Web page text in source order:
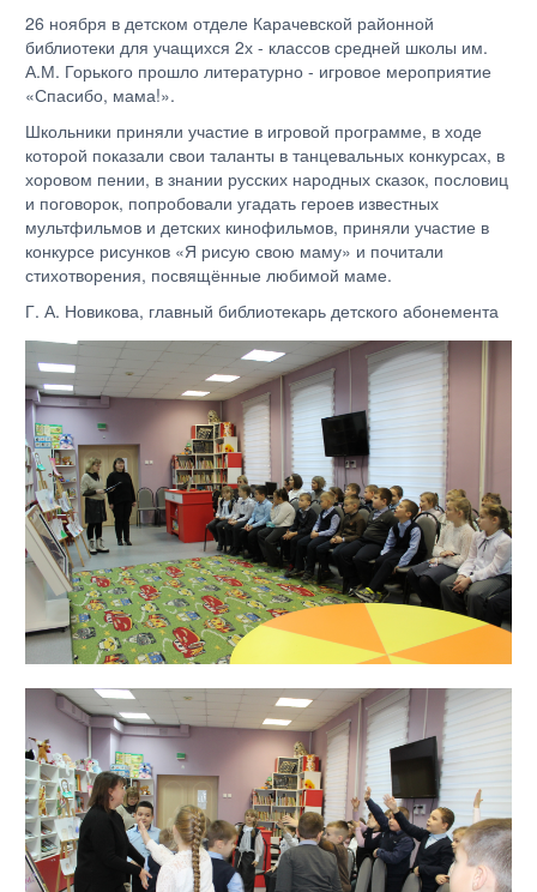
26 ноября в детском отделе Карачевской районной
библиотеки для учащихся 2х - классов средней школы им.
А.М. Горького прошло литературно - игровое мероприятие
«Спасибо, мама!».
Школьники приняли участие в игровой программе, в ходе
которой показали свои таланты в танцевальных конкурсах, в
хоровом пении, в знании русских народных сказок, пословиц
и поговорок, попробовали угадать героев известных
мультфильмов и детских кинофильмов, приняли участие в
конкурсе рисунков «Я рисую свою маму» и почитали
стихотворения, посвящённые любимой маме.
Г. А. Новикова, главный библиотекарь детского абонемента